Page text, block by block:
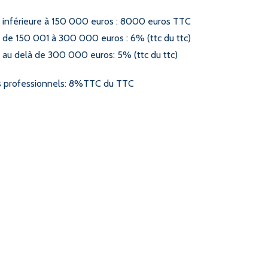
inférieure à 150 000 euros : 8000 euros TTC
de 150 001 à 300 000 euros : 6% (ttc du ttc)
au delà de 300 000 euros: 5% (ttc du ttc)
professionnels: 8%TTC du TTC